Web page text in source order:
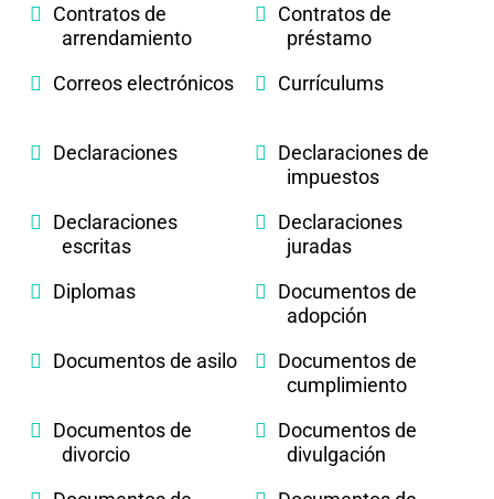
Contratos de
arrendamiento
Contratos de
préstamo
Correos electrónicos
Currículums
Declaraciones
Declaraciones de
impuestos
Declaraciones
escritas
Declaraciones
juradas
Diplomas
Documentos de
adopción
Documentos de asilo
Documentos de
cumplimiento
Documentos de
divorcio
Documentos de
divulgación